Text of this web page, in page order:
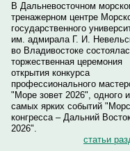
В Дальневосточном
тренажерном центре
государственного
им. адмирала Г. И.
во Владивостоке
торжественная церемония
открытия конкурса
профессионального
"Море зовет 2026", одного
самых ярких событий
конгресса – Дальний
2026".
статьи